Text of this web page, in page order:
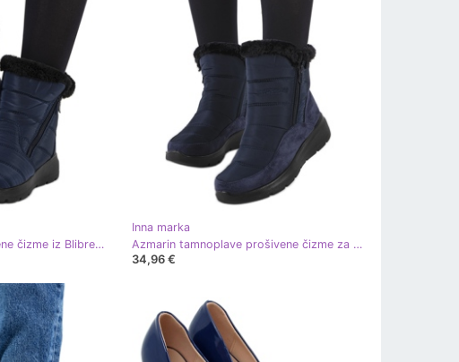
Mornarskoplave prošivene čizme iz Blibreya tamnoplava
Inna marka
Azmarin tamnoplave prošivene čizme za snijeg tamnoplava
34,96 €